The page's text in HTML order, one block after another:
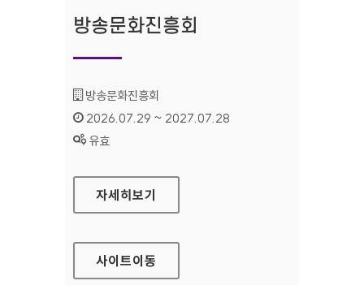
방송문화진흥회
기관명 :
방송문화진흥회
인증기간 :
2026.07.29 ~ 2027.07.28
상태 :
유효
방송문화진흥회
자세히보기
사이트이동